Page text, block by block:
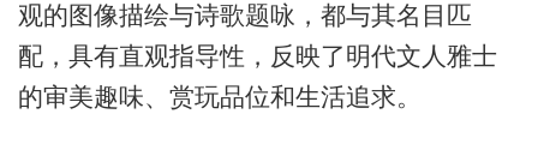
观的图像描绘与诗歌题咏，都与其名目匹
配，具有直观指导性，反映了明代文人雅士
的审美趣味、赏玩品位和生活追求。